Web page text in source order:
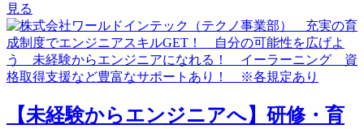
見る
【未経験からエンジニアへ】研修・育